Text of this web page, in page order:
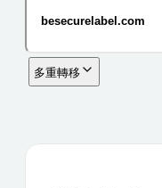
多重轉移